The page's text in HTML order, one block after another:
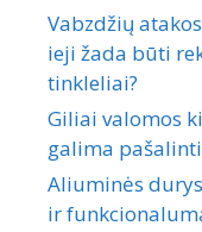
Vabzdžių
ieji žada būti
tinkleliai?
Giliai valomos
galima pašalinti
Aliuminės
ir